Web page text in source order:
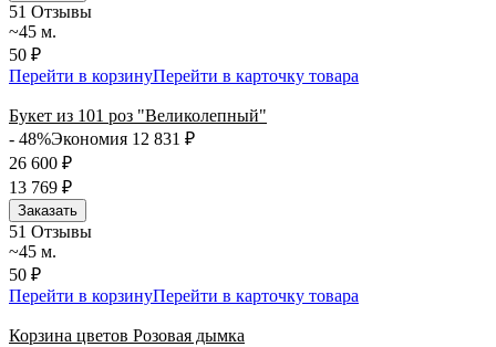
51 Отзывы
~45 м.
50 ₽
Перейти в корзинуПерейти в карточку товара
Букет из 101 роз "Великолепный"
- 48%Экономия 12 831 ₽
26 600 ₽
13 769 ₽
Заказать
51 Отзывы
~45 м.
50 ₽
Перейти в корзинуПерейти в карточку товара
Корзина цветов Розовая дымка